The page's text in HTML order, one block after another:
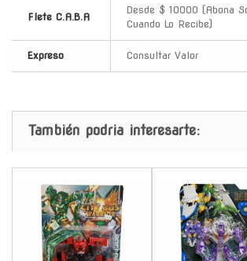
Flete C.A.B.A
Desde $ 10000 (Abona
Cuando Lo Recibe)
Expreso Consultar Valor
También podria interesarte: